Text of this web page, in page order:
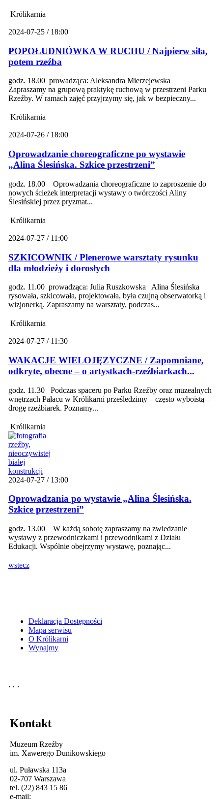
Królikarnia
2024-07-25 / 18:00
POPOŁUDNIÓWKA W RUCHU / Najpierw siła,
potem rzeźba
godz. 18.00 prowadząca: Aleksandra Mierzejewska
Zapraszamy na grupową praktykę ruchową w przestrzeni Parku
Rzeźby. W ramach zajęć przyjrzymy się, jak w bezpieczny...
Królikarnia
2024-07-26 / 18:00
Oprowadzanie choreograficzne po wystawie
„Alina Ślesińska. Szkice przestrzeni”
godz. 18.00 Oprowadzania choreograficzne to zaproszenie do
nowych ścieżek interpretacji wystawy o twórczości Aliny
Ślesińskiej przez pryzmat...
Królikarnia
2024-07-27 / 11:00
SZKICOWNIK / Plenerowe warsztaty rysunku
dla młodzieży i dorosłych
godz. 11.00 prowadząca: Julia Ruszkowska Alina Ślesińska
rysowała, szkicowała, projektowała, była czujną obserwatorką i
wizjonerką. Zapraszamy na warsztaty, podczas...
Królikarnia
2024-07-27 / 11:30
WAKACJE WIELOJĘZYCZNE / Zapomniane,
odkryte, obecne – o artystkach-rzeźbiarkach...
godz. 11.30 Podczas spaceru po Parku Rzeźby oraz muzealnych
wnętrzach Pałacu w Królikarni prześledzimy – często wyboistą –
drogę rzeźbiarek. Poznamy...
Królikarnia
2024-07-27 / 13:00
Oprowadzania po wystawie „Alina Ślesińska.
Szkice przestrzeni”
godz. 13.00 W każdą sobotę zapraszamy na zwiedzanie
wystawy z przewodniczkami i przewodnikami z Działu
Edukacji. Wspólnie obejrzymy wystawę, poznając...
wstecz
Deklaracja Dostępności
Mapa serwisu
O Królikarni
Wynajmy
Kontakt
Muzeum Rzeźby
im. Xawerego Dunikowskiego
ul. Puławska 113a
02-707 Warszawa
tel. (22) 843 15 86
e-mail: